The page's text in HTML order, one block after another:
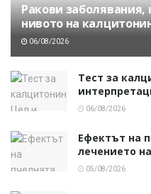
Ракови
нивото на
06/08/2026
Тест за
06/08/2026
Ефектът на
лечението
05/08/2026